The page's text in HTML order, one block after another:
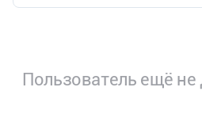
Пользователь ещё